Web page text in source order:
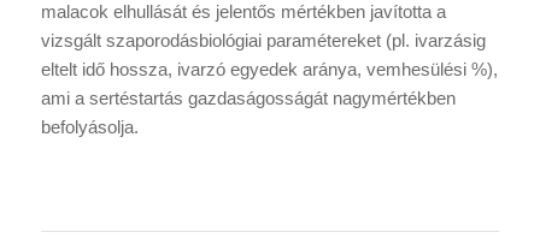
malacok elhullását és jelentős mértékben javította a
vizsgált szaporodásbiológiai paramétereket (pl. ivarzásig
eltelt idő hossza, ivarzó egyedek aránya, vemhesülési %),
ami a sertéstartás gazdaságosságát nagymértékben
befolyásolja.